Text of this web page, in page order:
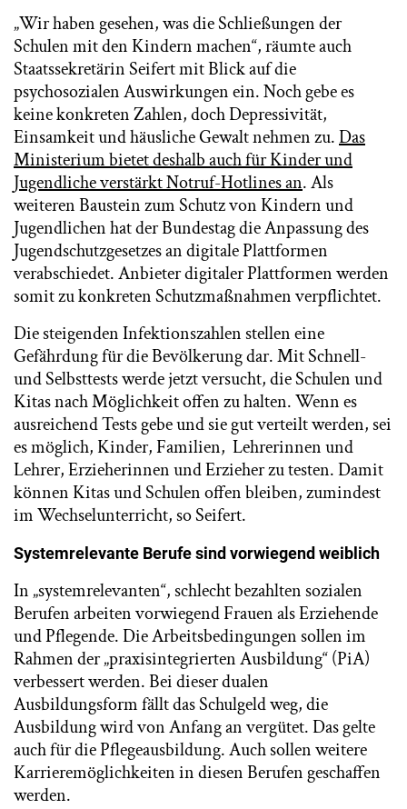
„Wir haben gesehen, was die Schließungen der
Schulen mit den Kindern machen“, räumte auch
Staatssekretärin Seifert mit Blick auf die
psychosozialen Auswirkungen ein. Noch gebe es
keine konkreten Zahlen, doch Depressivität,
Einsamkeit und häusliche Gewalt nehmen zu.Das
Ministerium bietet deshalb auch für Kinder und
Jugendliche verstärkt Notruf-Hotlines an. Als
weiteren Baustein zum Schutz von Kindern und
Jugendlichen hat der Bundestag die Anpassung des
Jugendschutzgesetzes an digitale Plattformen
verabschiedet. Anbieter digitaler Plattformen werden
somit zu konkreten Schutzmaßnahmen verpflichtet.
Die steigenden Infektionszahlen stellen eine
Gefährdung für die Bevölkerung dar. Mit Schnell-
und Selbsttests werde jetzt versucht, die Schulen und
Kitas nach Möglichkeit offen zu halten. Wenn es
ausreichend Tests gebe und sie gut verteilt werden, sei
es möglich, Kinder, Familien, Lehrerinnen und
Lehrer, Erzieherinnen und Erzieher zu testen. Damit
können Kitas und Schulen offen bleiben, zumindest
im Wechselunterricht, so Seifert.
Systemrelevante Berufe sind vorwiegend weiblich
In „systemrelevanten“, schlecht bezahlten sozialen
Berufen arbeiten vorwiegend Frauen als Erziehende
und Pflegende. Die Arbeitsbedingungen sollen im
Rahmen der „praxisintegrierten Ausbildung“ (PiA)
verbessert werden. Bei dieser dualen
Ausbildungsform fällt das Schulgeld weg, die
Ausbildung wird von Anfang an vergütet. Das gelte
auch für die Pflegeausbildung. Auch sollen weitere
Karrieremöglichkeiten in diesen Berufen geschaffen
werden.